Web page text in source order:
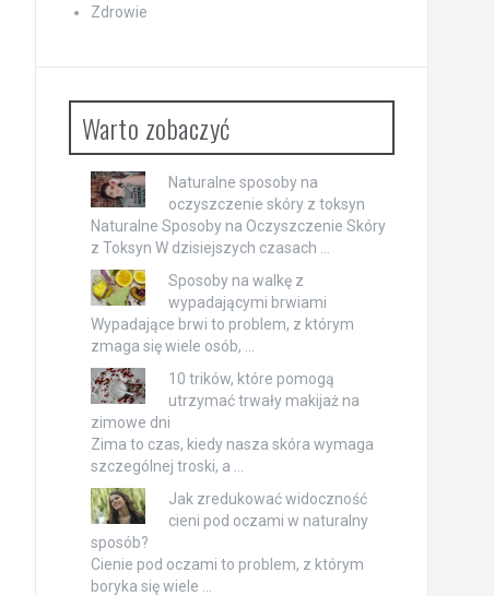
Zdrowie
Warto zobaczyć
Naturalne sposoby na
oczyszczenie skóry z toksyn
Naturalne Sposoby na Oczyszczenie Skóry
z Toksyn W dzisiejszych czasach …
Sposoby na walkę z
wypadającymi brwiami
Wypadające brwi to problem, z którym
zmaga się wiele osób, …
10 trików, które pomogą
utrzymać trwały makijaż na
zimowe dni
Zima to czas, kiedy nasza skóra wymaga
szczególnej troski, a …
Jak zredukować widoczność
cieni pod oczami w naturalny
sposób?
Cienie pod oczami to problem, z którym
boryka się wiele …